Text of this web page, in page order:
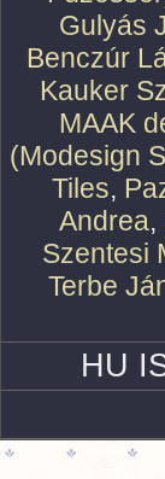
Gulyás
Benczúr
Kauker
MAAK
(Modesign
Tiles,
Andrea,
Szentesi
Terbe
HU